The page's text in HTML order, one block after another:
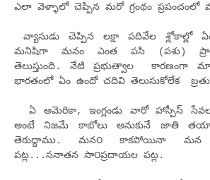
ఎలా వెళ్ళాలో చెప్పిన మరో గ్రంథం ప్రపంచంలో
వ్యాసుడు చెప్పిన‌ లక్షా పదివేల శ్లోకాల్లో
మనిషిగా మనం ఎంత ప‌సి (పశు)
తెలుస్తుంది. నేటి ప్రభుత్వాల కారణంగా
భారతంలో ఏం ఉందో చదివి తెలుసుకోలేక
ఏ అమెరికా, ఇంగ్లండు వారో హాస్పీస్
అంటే నిజమే కాబోలు అనుకునే జాతి
తెరుద్దాము. మన౦ కాక‌పోయినా మ‌న‌
ప‌ట్ల‌...స‌నాత‌న‌ సా౦ప్ర‌దాయ‌ల‌ ప‌ట్ల‌.